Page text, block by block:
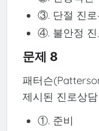
③. 단절 진로
④. 불안정 진
문제 8
패터슨
제시된 진로상
①. 준비